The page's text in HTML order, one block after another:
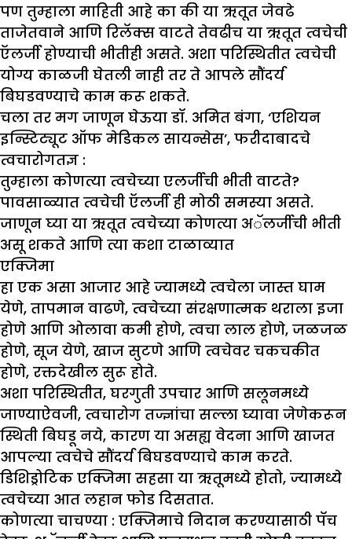
पण तुम्हाला माहिती आहे का की या ऋतूत जेवढे
ताजेतवाने आणि रिलॅक्स वाटते तेवढीच या ऋतूत त्वचेची
ऍलर्जी होण्याची भीतीही असते. अशा परिस्थितीत त्वचेची
योग्य काळजी घेतली नाही तर ते आपले सौंदर्य
बिघडवण्याचे काम करू शकते.
चला तर मग जाणून घेऊया डॉ. अमित बंगा, ‘एशियन
इन्स्टिट्यूट ऑफ मेडिकल सायन्सेस’, फरीदाबादचे
त्वचारोगतज्ञ :
तुम्हाला कोणत्या त्वचेच्या एलर्जीची भीती वाटते?
पावसाळ्यात त्वचेची ऍलर्जी ही मोठी समस्या असते.
जाणून घ्या या ऋतूत त्वचेच्या कोणत्या अॅलर्जीची भीती
असू शकते आणि त्या कशा टाळाव्यात
एक्जिमा
हा एक असा आजार आहे ज्यामध्ये त्वचेला जास्त घाम
येणे, तापमान वाढणे, त्वचेच्या संरक्षणात्मक थराला इजा
होणे आणि ओलावा कमी होणे, त्वचा लाल होणे, जळजळ
होणे, सूज येणे, खाज सुटणे आणि त्वचेवर चकचकीत
होणे, रक्तदेखील सुरू होते.
अशा परिस्थितीत, घरगुती उपचार आणि सलूनमध्ये
जाण्याऐवजी, त्वचारोग तज्ज्ञांचा सल्ला घ्यावा जेणेकरून
स्थिती बिघडू नये, कारण या असह्य वेदना आणि खाजत
आपल्या त्वचेचे सौंदर्य बिघडवण्याचे काम करते.
डिशिड्रोटिक एक्जिमा सहसा या ऋतूमध्ये होतो, ज्यामध्ये
त्वचेच्या आत लहान फोड दिसतात.
कोणत्या चाचण्या : एक्जिमाचे निदान करण्यासाठी पॅच